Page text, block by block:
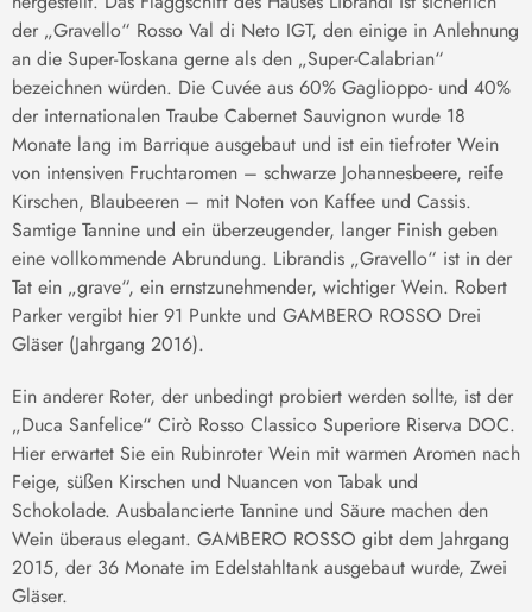
der „Gravello“ Rosso Val di Neto IGT, den einige in Anlehnung
an die Super-Toskana gerne als den „Super-Calabrian“
bezeichnen würden. Die Cuvée aus 60% Gaglioppo- und 40%
der internationalen Traube Cabernet Sauvignon wurde 18
Monate lang im Barrique ausgebaut und ist ein tiefroter Wein
von intensiven Fruchtaromen – schwarze Johannesbeere, reife
Kirschen, Blaubeeren – mit Noten von Kaffee und Cassis.
Samtige Tannine und ein überzeugender, langer Finish geben
eine vollkommende Abrundung. Librandis „Gravello“ ist in der
Tat ein „grave“, ein ernstzunehmender, wichtiger Wein. Robert
Parker vergibt hier 91 Punkte und GAMBERO ROSSO Drei
Gläser (Jahrgang 2016).
Ein anderer Roter, der unbedingt probiert werden sollte, ist der
„Duca Sanfelice“ Cirò Rosso Classico Superiore Riserva DOC.
Hier erwartet Sie ein Rubinroter Wein mit warmen Aromen nach
Feige, süßen Kirschen und Nuancen von Tabak und
Schokolade. Ausbalancierte Tannine und Säure machen den
Wein überaus elegant. GAMBERO ROSSO gibt dem Jahrgang
2015, der 36 Monate im Edelstahltank ausgebaut wurde, Zwei
Gläser.